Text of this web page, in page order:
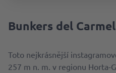
Bunkers del Carmel
Toto nejkrásnější
257 m n. m. v regionu Horta-